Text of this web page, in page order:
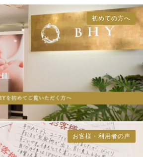
初めての方へ
お客様・利用者の声